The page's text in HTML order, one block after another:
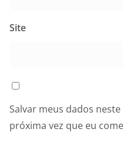
Site
Salvar meus dados
próxima vez que eu